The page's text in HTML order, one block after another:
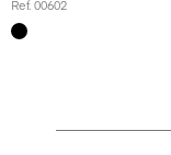
Ref. 00602